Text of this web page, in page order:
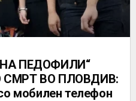
ПЕДОФИЛИ“
ВО ПЛОВДИВ:
мобилен телефон